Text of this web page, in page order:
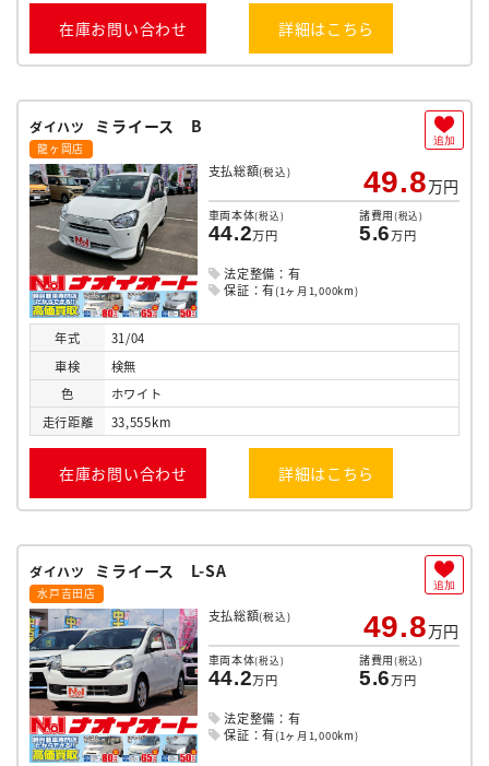
在庫お問い合わせ 詳細はこちら
ダイハツ ミライース B
龍ヶ岡店
支払総額(税込) 49.8万円
車両本体(税込)
44.2万円
諸費用(税込)
5.6万円
法定整備：有
保証：有(1ヶ月1,000km)
年式
31/04
車検
検無
色
ホワイト
走行距離 33,555km
在庫お問い合わせ 詳細はこちら
追加
ダイハツ ミライース L-SA
水戸吉田店
支払総額(税込) 49.8万円
車両本体(税込)
44.2万円
諸費用(税込)
5.6万円
法定整備：有
保証：有(1ヶ月1,000km)
追加